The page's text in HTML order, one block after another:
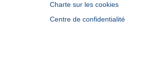
Charte sur les cookies
Centre de confidentialité